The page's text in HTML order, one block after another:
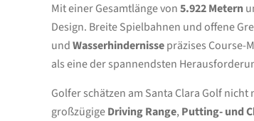
Mit einer Gesamtlänge von5.922 Metern
Design. Breite Spielbahnen und offene
undWasserhindernissepräzises Course-
als eine der spannendsten
Golfer schätzen am Santa Clara Golf
großzügigeDriving Range, Putting- und